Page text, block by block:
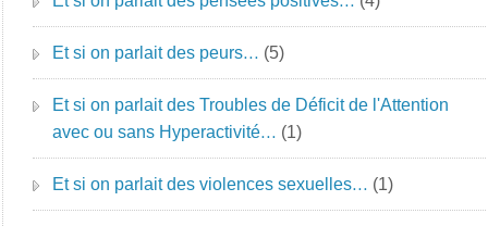
Et si on parlait des peurs… (5)
Et si on parlait des Troubles de Déficit de l'Attention
avec ou sans Hyperactivité… (1)
Et si on parlait des violences sexuelles… (1)